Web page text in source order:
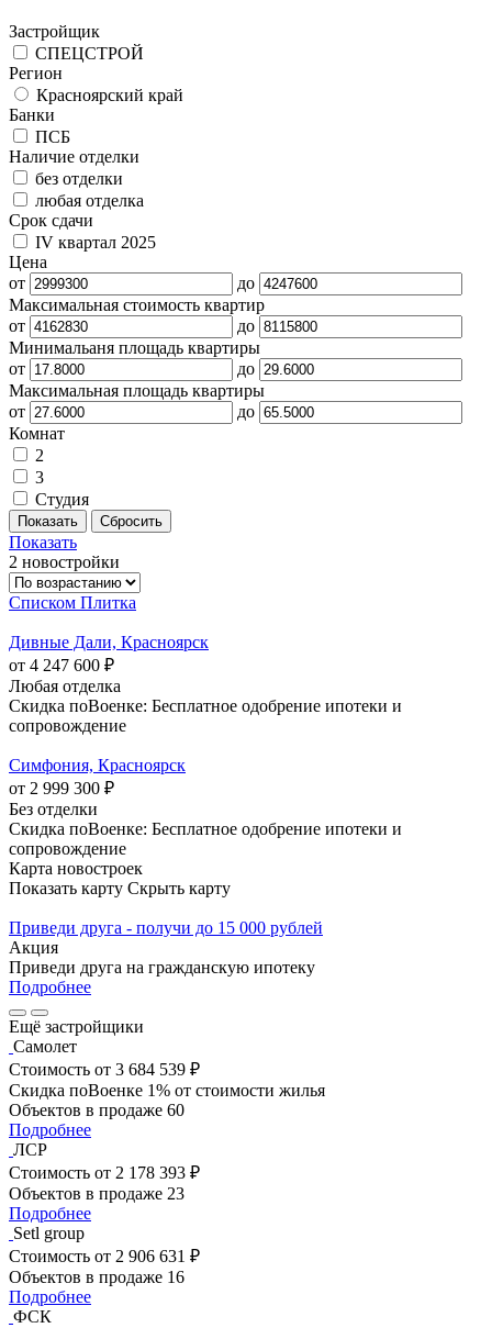
Застройщик
СПЕЦСТРОЙ
Регион
Красноярский край
Банки
ПСБ
Наличие отделки
без отделки
любая отделка
Срок сдачи
IV квартал 2025
Цена
от
до
Максимальная стоимость квартир
от
до
Минимальаня площадь квартиры
от
до
Максимальная площадь квартиры
от
до
Комнат
2
3
Студия
Показать
2 новостройки
Списком Плитка
Дивные Дали, Красноярск
от 4 247 600 ₽
Любая отделка
Скидка поВоенке: Бесплатное одобрение ипотеки и
сопровождение
Симфония, Красноярск
от 2 999 300 ₽
Без отделки
Скидка поВоенке: Бесплатное одобрение ипотеки и
сопровождение
Карта новостроек
Показать карту Скрыть карту
Приведи друга - получи до 15 000 рублей
Акция
Приведи друга на гражданскую ипотеку
Подробнее
Ещё застройщики
Самолет
Стоимость от 3 684 539 ₽
Скидка поВоенке 1% от стоимости жилья
Объектов в продаже 60
Подробнее
ЛСР
Стоимость от 2 178 393 ₽
Объектов в продаже 23
Подробнее
Setl group
Стоимость от 2 906 631 ₽
Объектов в продаже 16
Подробнее
ФСК